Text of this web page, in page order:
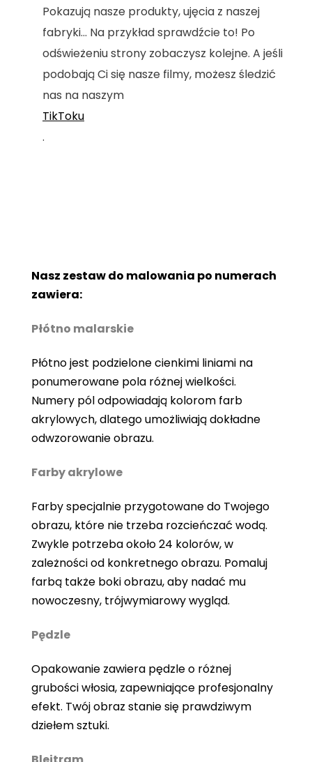
Pokazują nasze produkty, ujęcia z naszej
fabryki... Na przykład sprawdźcie to! Po
odświeżeniu strony zobaczysz kolejne. A jeśli
podobają Ci się nasze filmy, możesz śledzić
nas na naszym
TikToku
.
Nasz zestaw do malowania po numerach
zawiera:
Płótno malarskie
Płótno jest podzielone cienkimi liniami na
ponumerowane pola różnej wielkości.
Numery pól odpowiadają kolorom farb
akrylowych, dlatego umożliwiają dokładne
odwzorowanie obrazu.
Farby akrylowe
Farby specjalnie przygotowane do Twojego
obrazu, które nie trzeba rozcieńczać wodą.
Zwykle potrzeba około 24 kolorów, w
zależności od konkretnego obrazu. Pomaluj
farbą także boki obrazu, aby nadać mu
nowoczesny, trójwymiarowy wygląd.
Pędzle
Opakowanie zawiera pędzle o różnej
grubości włosia, zapewniające profesjonalny
efekt. Twój obraz stanie się prawdziwym
dziełem sztuki.